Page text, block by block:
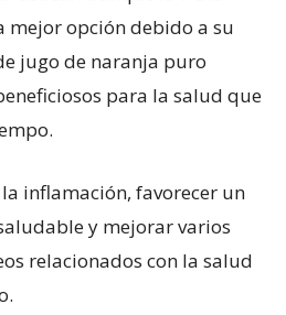
mejor opción debido a su
jugo de naranja puro
para la salud que
inflamación, favorecer un
y mejorar varios
relacionados con la salud